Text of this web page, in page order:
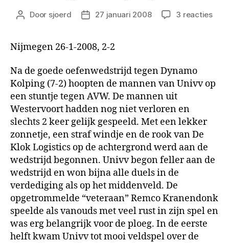
Berichtauteur
Door sjoerd Berichtdatum
27 januari 2008 3 reactiesop
Nijmegen 26-1-2008, 2-2
Na de goede oefenwedstrijd tegen Dynamo
Kolping (7-2) hoopten de mannen van Univv op
een stuntje tegen AVW. De mannen uit
Westervoort hadden nog niet verloren en
slechts 2 keer gelijk gespeeld. Met een lekker
zonnetje, een straf windje en de rook van De
Klok Logistics op de achtergrond werd aan de
wedstrijd begonnen. Univv begon feller aan de
wedstrijd en won bijna alle duels in de
verdediging als op het middenveld. De
opgetrommelde “veteraan” Remco Kranendonk
speelde als vanouds met veel rust in zijn spel en
was erg belangrijk voor de ploeg. In de eerste
helft kwam Univv tot mooi veldspel over de